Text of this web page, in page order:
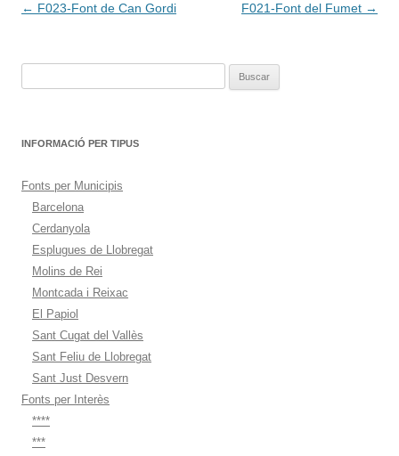
Navegación
← F023-Font de Can Gordi F021-Font del Fumet →
INFORMACIÓ PER TIPUS
Fonts per Municipis
Barcelona
Cerdanyola
Esplugues de Llobregat
Molins de Rei
Montcada i Reixac
El Papiol
Sant Cugat del Vallès
Sant Feliu de Llobregat
Sant Just Desvern
Fonts per Interès
****
***